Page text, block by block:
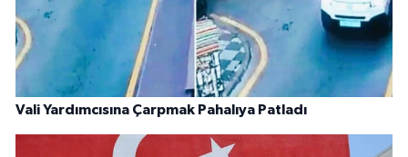
Vali Yardımcısına Çarpmak Pahalıya Patladı